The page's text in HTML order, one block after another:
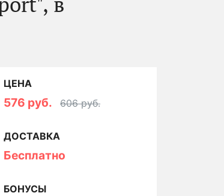
ЦЕНА
576 руб. 606 руб.
ДОСТАВКА
Бесплатно
БОНУСЫ